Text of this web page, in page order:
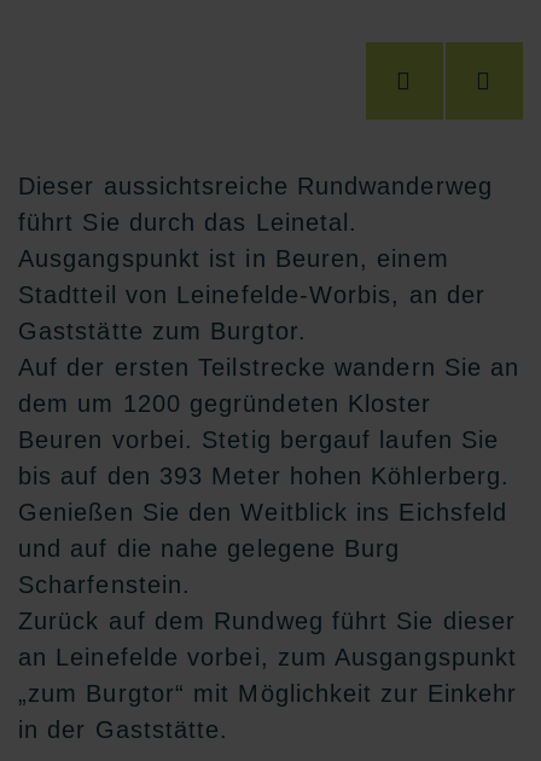
Dieser aussichtsreiche Rundwanderweg
führt Sie durch das Leinetal.
Ausgangspunkt ist in Beuren, einem
Stadtteil von Leinefelde-Worbis, an der
Gaststätte zum Burgtor.
Auf der ersten Teilstrecke wandern Sie an
dem um 1200 gegründeten Kloster
Beuren vorbei. Stetig bergauf laufen Sie
bis auf den 393 Meter hohen Köhlerberg.
Genießen Sie den Weitblick ins Eichsfeld
und auf die nahe gelegene Burg
Scharfenstein.
Zurück auf dem Rundweg führt Sie dieser
an Leinefelde vorbei, zum Ausgangspunkt
„zum Burgtor“ mit Möglichkeit zur Einkehr
in der Gaststätte.